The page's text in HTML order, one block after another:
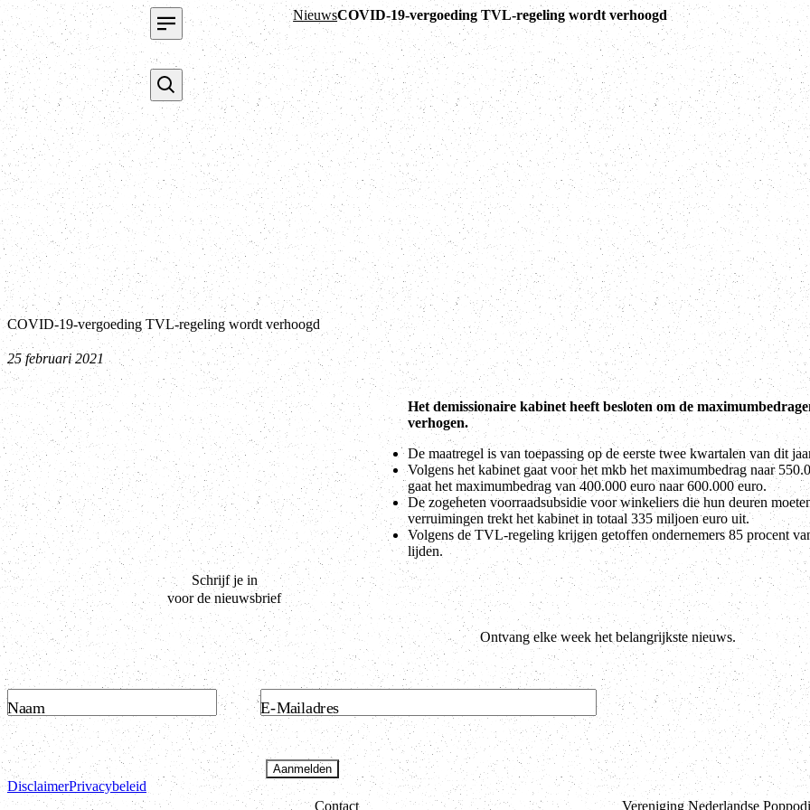
NieuwsCOVID-19-vergoeding TVL-regeling wordt verhoogd
COVID-19-vergoeding TVL-regeling wordt verhoogd
25 februari 2021
Het demissionaire kabinet heeft besloten om de
verhogen.
De maatregel is van toepassing op de eerste twee kwartalen van dit
Volgens het kabinet gaat voor het mkb het maximumbedrag naar
gaat het maximumbedrag van 400.000 euro naar 600.000 euro.
De zogeheten voorraadsubsidie voor winkeliers die hun deuren
verruimingen trekt het kabinet in totaal 335 miljoen euro uit.
Volgens de TVL-regeling krijgen getoffen ondernemers 85 procent
lijden.
Schrijf je in
voor de nieuwsbrief
Ontvang elke week het belangrijkste nieuws.
Naam E-Mailadres
Aanmelden
DisclaimerPrivacybeleid
Contact
Vereniging Nederlandse